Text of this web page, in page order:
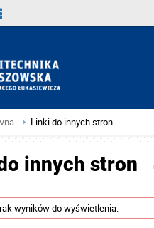
Linki do innych stron
innych stron
wyników do wyświetlenia.